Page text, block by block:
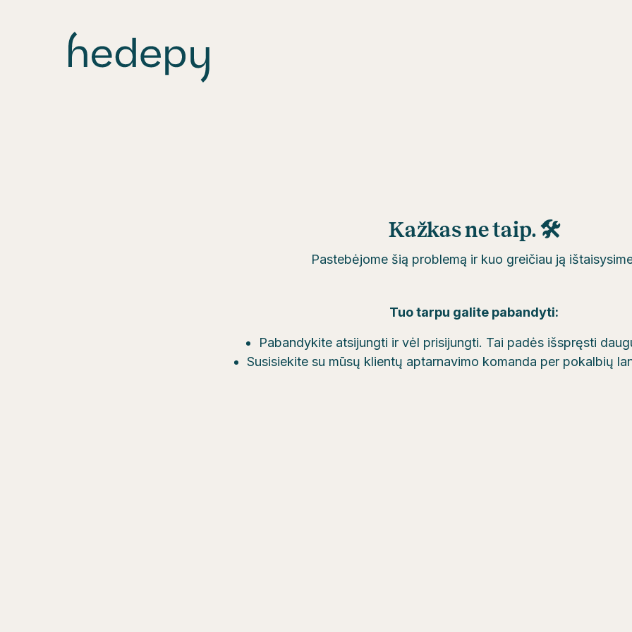
Kažkas ne taip. 🛠
Pastebėjome šią problemą ir kuo greičiau ją
Tuo tarpu galite pabandyti:
Pabandykite atsijungti ir vėl prisijungti. Tai padės išspręsti
Susisiekite su mūsų klientų aptarnavimo komanda per pokalbių